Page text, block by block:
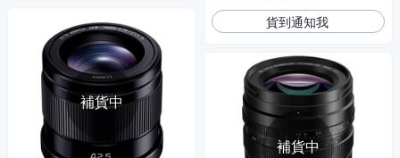
補貨中
貨到通知我
補貨中